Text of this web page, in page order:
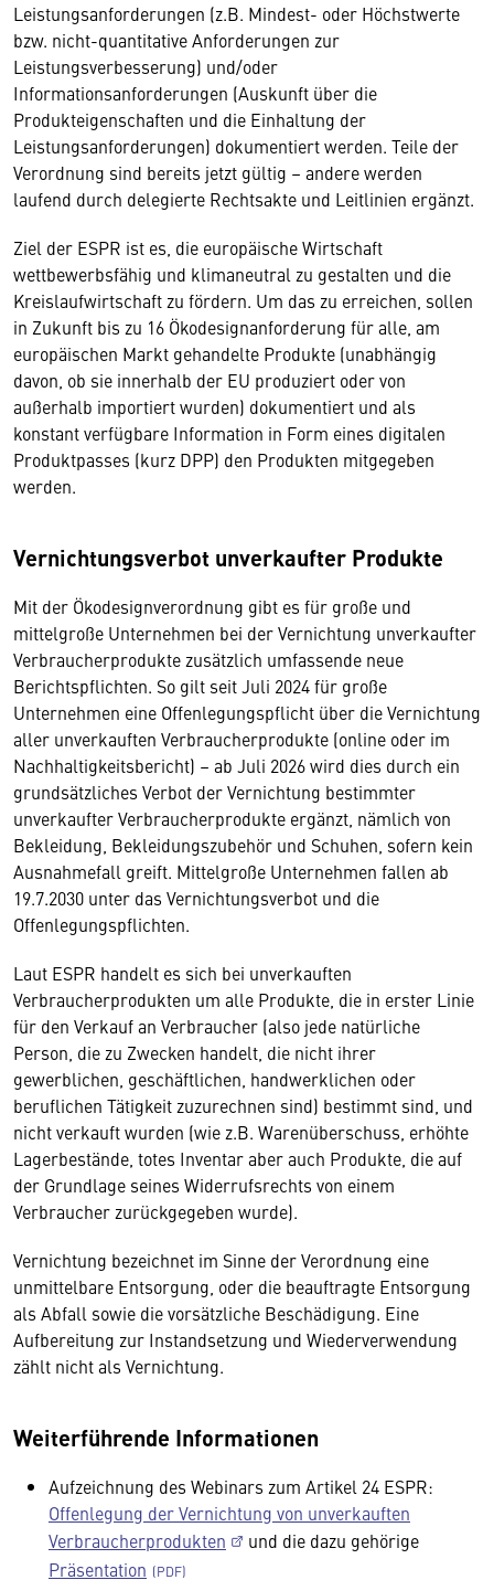
Leistungsanforderungen (z.B. Mindest- oder Höchstwerte
bzw. nicht-quantitative Anforderungen zur
Leistungsverbesserung) und/oder
Informationsanforderungen (Auskunft über die
Produkteigenschaften und die Einhaltung der
Leistungsanforderungen) dokumentiert werden. Teile der
Verordnung sind bereits jetzt gültig – andere werden
laufend durch delegierte Rechtsakte und Leitlinien ergänzt.
Ziel der ESPR ist es, die europäische Wirtschaft
wettbewerbsfähig und klimaneutral zu gestalten und die
Kreislaufwirtschaft zu fördern. Um das zu erreichen, sollen
in Zukunft bis zu 16 Ökodesignanforderung für alle, am
europäischen Markt gehandelte Produkte (unabhängig
davon, ob sie innerhalb der EU produziert oder von
außerhalb importiert wurden) dokumentiert und als
konstant verfügbare Information in Form eines digitalen
Produktpasses (kurz DPP) den Produkten mitgegeben
werden.
Vernichtungsverbot unverkaufter Produkte
Mit der Ökodesignverordnung gibt es für große und
mittelgroße Unternehmen bei der Vernichtung unverkaufter
Verbraucherprodukte zusätzlich umfassende neue
Berichtspflichten. So gilt seit Juli 2024 für große
Unternehmen eine Offenlegungspflicht über die Vernichtung
aller unverkauften Verbraucherprodukte (online oder im
Nachhaltigkeitsbericht) – ab Juli 2026 wird dies durch ein
grundsätzliches Verbot der Vernichtung bestimmter
unverkaufter Verbraucherprodukte ergänzt, nämlich von
Bekleidung, Bekleidungszubehör und Schuhen, sofern kein
Ausnahmefall greift. Mittelgroße Unternehmen fallen ab
19.7.2030 unter das Vernichtungsverbot und die
Offenlegungspflichten.
Laut ESPR handelt es sich bei unverkauften
Verbraucherprodukten um alle Produkte, die in erster Linie
für den Verkauf an Verbraucher (also jede natürliche
Person, die zu Zwecken handelt, die nicht ihrer
gewerblichen, geschäftlichen, handwerklichen oder
beruflichen Tätigkeit zuzurechnen sind) bestimmt sind, und
nicht verkauft wurden (wie z.B. Warenüberschuss, erhöhte
Lagerbestände, totes Inventar aber auch Produkte, die auf
der Grundlage seines Widerrufsrechts von einem
Verbraucher zurückgegeben wurde).
Vernichtung bezeichnet im Sinne der Verordnung eine
unmittelbare Entsorgung, oder die beauftragte Entsorgung
als Abfall sowie die vorsätzliche Beschädigung. Eine
Aufbereitung zur Instandsetzung und Wiederverwendung
zählt nicht als Vernichtung.
Weiterführende Informationen
Aufzeichnung des Webinars zum Artikel 24 ESPR:
Offenlegung der Vernichtung von unverkauften
Verbraucherprodukten
und die dazu gehörige
Präsentation